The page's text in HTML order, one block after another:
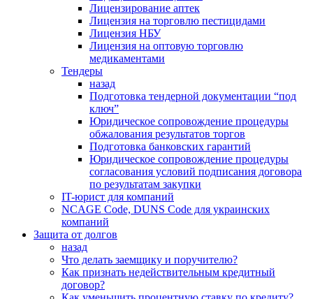
Лицензирование аптек
Лицензия на торговлю пестицидами
Лицензия НБУ
Лицензия на оптовую торговлю
медикаментами
Тендеры
назад
Подготовка тендерной документации “под
ключ”
Юридическое сопровождение процедуры
обжалования результатов торгов
Подготовка банковских гарантий
Юридическое сопровождение процедуры
согласования условий подписания договора
по результатам закупки
IT-юрист для компаний
NCAGE Code, DUNS Code для украинских
компаний
Защита от долгов
назад
Что делать заемщику и поручителю?
Как признать недействительным кредитный
договор?